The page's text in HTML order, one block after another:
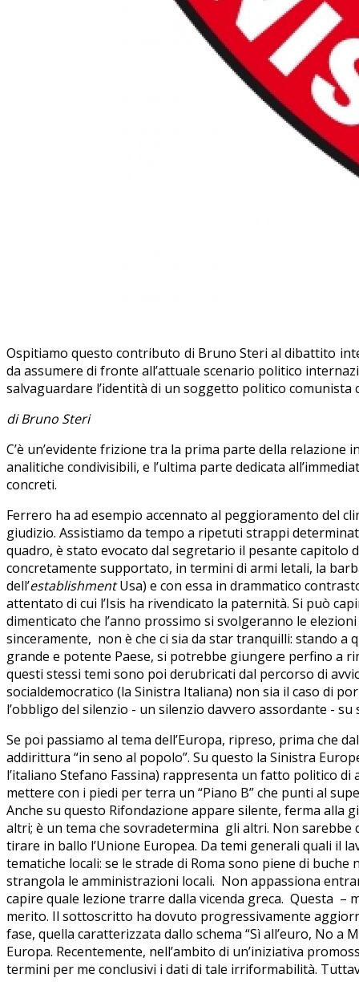
Ospitiamo questo contributo di Bruno Steri al dibattito
da assumere di fronte all’attuale scenario politico
salvaguardare l’identità di un soggetto politico
di Bruno Steri
C’è un’evidente frizione tra la prima parte della
analitiche condivisibili, e l’ultima parte dedicata
concreti.
Ferrero ha ad esempio accennato al peggioramento del
giudizio. Assistiamo da tempo a ripetuti strappi
quadro, è stato evocato dal segretario il pesante capitolo
concretamente supportato, in termini di armi letali, la
dell’establishmentUsa) e con essa in drammatico
attentato di cui l’Isis ha rivendicato la paternità. Si può
dimenticato che l’anno prossimo si svolgeranno le
sinceramente, non è che ci sia da star tranquilli: stando
grande e potente Paese, si potrebbe giungere perfino a
questi stessi temi sono poi derubricati dal percorso di
socialdemocratico (la Sinistra Italiana) non sia il caso di
l’obbligo del silenzio - un silenzio davvero assordante -
Se poi passiamo al tema dell’Europa, ripreso, prima che
addirittura “in seno al popolo”. Su questo la Sinistra
l’italiano Stefano Fassina) rappresenta un fatto politico
mettere con i piedi per terra un “Piano B” che punti al
Anche su questo Rifondazione appare silente, ferma alla
altri; è un tema che sovradetermina gli altri. Non
tirare in ballo l’Unione Europea. Da temi generali quali il
tematiche locali: se le strade di Roma sono piene di
strangola le amministrazioni locali. Non appassiona
capire quale lezione trarre dalla vicenda greca. Questa –
merito. Il sottoscritto ha dovuto progressivamente
fase, quella caratterizzata dallo schema “Sì all’euro, No
Europa. Recentemente, nell’ambito di un’iniziativa
termini per me conclusivi i dati di tale irriformabilità.